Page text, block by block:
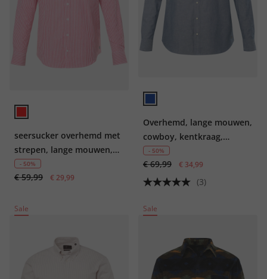
seersucker overhemd met
strepen, lange mouwen,
buttondown kraag,
Modern Fit, tot 8XL
- 50%
€ 59,99 € 29,99
Overhemd, lange mouwen,
cowboy, kentkraag,
Modern Fit, tot 8XL
- 50%
€ 69,99 € 34,99
(3)
Sale Sale